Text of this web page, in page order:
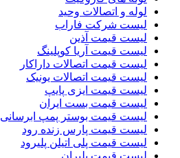
لوله و اتصالات وحید
لیست شرکت فاراب
لیست قیمت آذین
لیست قیمت آریا کوپلینگ
لیست قیمت اتصالات داراکار
لیست قیمت اتصالات یونیک
لیست قیمت ایزی پایپ
لیست قیمت بست ایران
لیست قیمت بوستر پمپ ابرسانی
لیست قیمت پارس زنده رود
لیست قیمت پلی اتیلن پلیرود
لیست قیمت پلیران